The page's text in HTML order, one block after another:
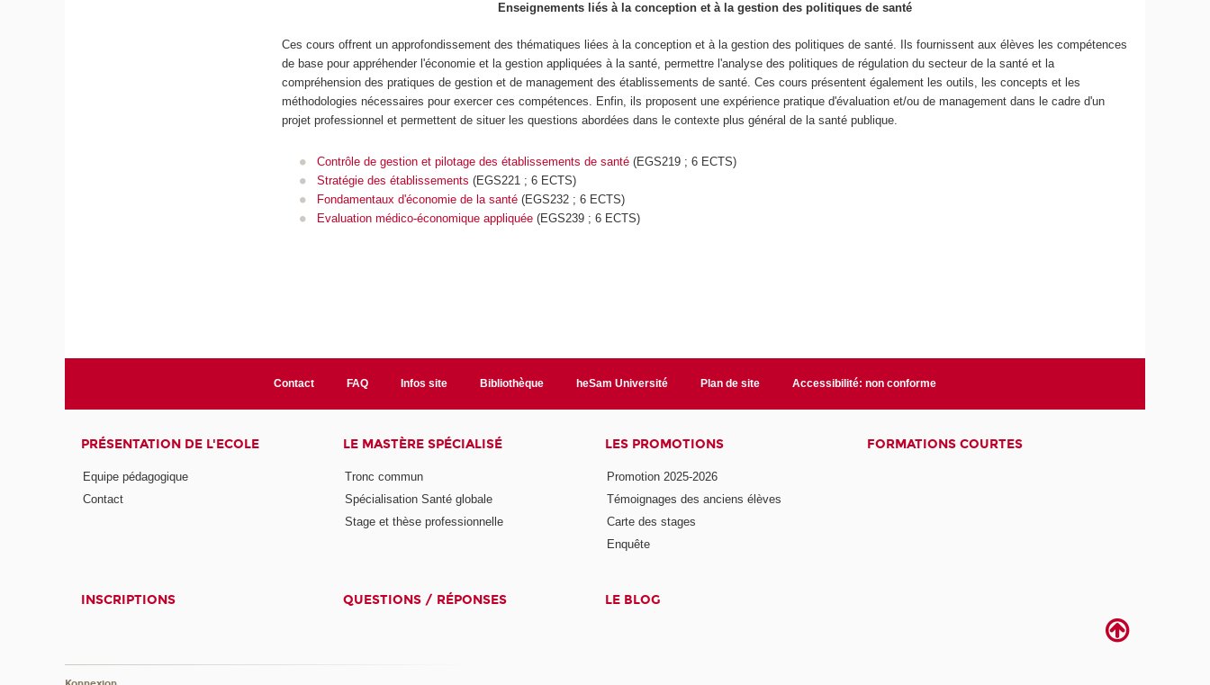
Enseignements liés à la conception et à la gestion des politiques de santé
Ces cours offrent un approfondissement des thématiques liées à la conception et à la gestion des politiques de santé. Ils fournissent aux élèves les compétences
de base pour appréhender l'économie et la gestion appliquées à la santé, permettre l'analyse des politiques de régulation du secteur de la santé et la
compréhension des pratiques de gestion et de management des établissements de santé. Ces cours présentent également les outils, les concepts et les
méthodologies nécessaires pour exercer ces compétences. Enfin, ils proposent une expérience pratique d'évaluation et/ou de management dans le cadre d'un
projet professionnel et permettent de situer les questions abordées dans le contexte plus général de la santé publique.
Contrôle de gestion et pilotage des établissements de santé (EGS219 ; 6 ECTS)
Stratégie des établissements (EGS221 ; 6 ECTS)
Fondamentaux d'économie de la santé (EGS232 ; 6 ECTS)
Evaluation médico-économique appliquée (EGS239 ; 6 ECTS)
Contact FAQ Infos site Bibliothèque heSam Université Plan de site Accessibilité: non conforme
PRÉSENTATION DE L'ECOLE
Equipe pédagogique
Contact
LE MASTÈRE SPÉCIALISÉ
Tronc commun
Spécialisation Santé globale
Stage et thèse professionnelle
LES PROMOTIONS
Promotion 2025-2026
Témoignages des anciens élèves
Carte des stages
Enquête
FORMATIONS COURTES
INSCRIPTIONS QUESTIONS / RÉPONSES LE BLOG